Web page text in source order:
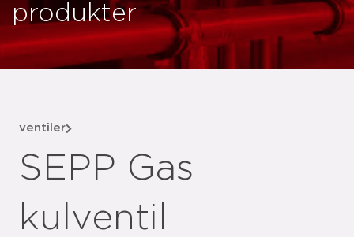
produkter
ventiler
SEPP Gas
kulventil